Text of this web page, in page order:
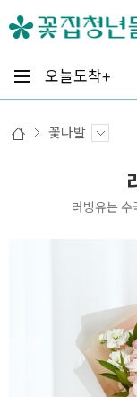
오늘도착+
꽃다발
러빙유는 수